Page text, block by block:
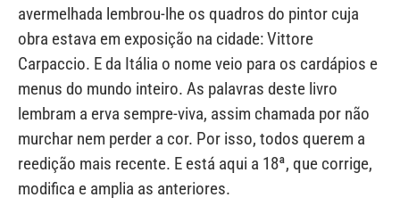
avermelhada lembrou-lhe os quadros do pintor cuja
obra estava em exposição na cidade: Vittore
Carpaccio. E da Itália o nome veio para os cardápios e
menus do mundo inteiro. As palavras deste livro
lembram a erva sempre-viva, assim chamada por não
murchar nem perder a cor. Por isso, todos querem a
reedição mais recente. E está aqui a 18ª, que corrige,
modifica e amplia as anteriores.